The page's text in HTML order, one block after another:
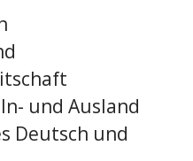
und Ausland
Deutsch und